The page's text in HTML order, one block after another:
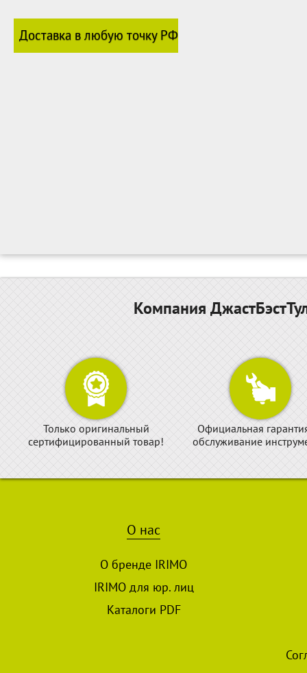
Доставка в любую точку РФ
Компания
Только оригинальный
сертифицированный товар!
Официальная
обслуживание
О нас
О бренде IRIMO
IRIMO для юр. лиц
Каталоги PDF